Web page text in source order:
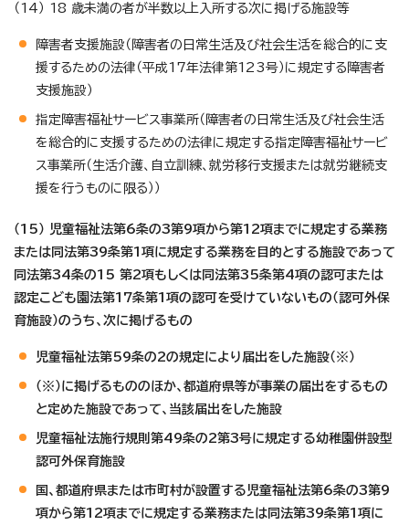
（14） 18 歳未満の者が半数以上入所する次に掲げる施設等
障害者支援施設（障害者の日常生活及び社会生活を総合的に支
援するための法律（平成17年法律第123号）に規定する障害者
支援施設）
指定障害福祉サービス事業所（障害者の日常生活及び社会生活
を総合的に支援するための法律に規定する指定障害福祉サービ
ス事業所（生活介護、自立訓練、就労移行支援または就労継続支
援を行うものに限る））
（15） 児童福祉法第6条の3第9項から第12項までに規定する業務
または同法第39条第1項に規定する業務を目的とする施設であって
同法第34条の15 第2項もしくは同法第35条第4項の認可または
認定こども園法第17条第1項の認可を受けていないもの（認可外保
育施設）のうち、次に掲げるもの
児童福祉法第59条の2の規定により届出をした施設（※）
（※）に掲げるもののほか、都道府県等が事業の届出をするもの
と定めた施設であって、当該届出をした施設
児童福祉法施行規則第49条の2第3号に規定する幼稚園併設型
認可外保育施設
国、都道府県または市町村が設置する児童福祉法第6条の3第9
項から第12項までに規定する業務または同法第39条第1項に